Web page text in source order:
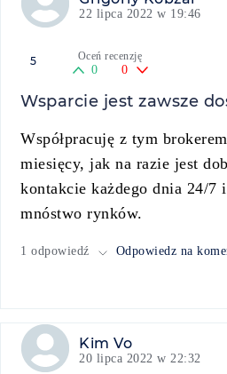
22 lipca 2022 w 19:46
5 Oceń recenzję
0 0
Wsparcie jest zawsze
Współpracuję z tym
miesięcy, jak na razie jest
kontakcie każdego dnia 24/7
mnóstwo rynków.
1 odpowiedź Odpowiedz na
Kim Vo
20 lipca 2022 w 22:32